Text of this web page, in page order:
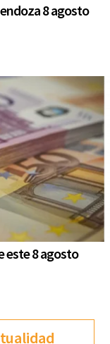
8 agosto
este 8 agosto